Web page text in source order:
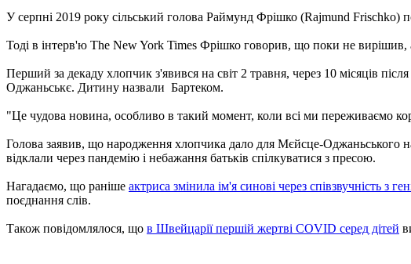
У серпні 2019 року сільський голова Раймунд Фрішко (Rajmund Frischko)
Тоді в інтерв'ю The New York Times Фрішко говорив, що поки не вирішив,
Перший за декаду хлопчик з'явився на світ 2 травня, через 10 місяців
Оджаньськє. Дитину назвали Бартеком.
"Це чудова новина, особливо в такий момент, коли всі ми переживаємо
Голова заявив, що народження хлопчика дало для Мєйсце-Оджаньського
відклали через пандемію і небажання батьків спілкуватися з пресою.
Нагадаємо, що раніше актриса змінила ім'я синові через співзвучність з
поєднання слів.
Також повідомлялося, що в Швейцарії першій жертві COVID серед дітей